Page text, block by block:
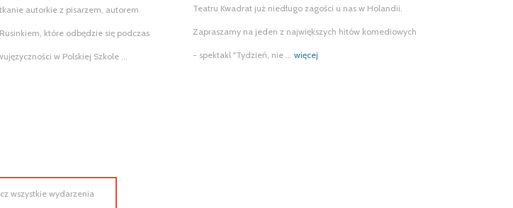
autorkie z pisarzem, autorem
które odbędzie się podczas
w Polskiej Szkole ...
Teatru Kwadrat już niedługo zagości u nas w Holandii.
Zapraszamy na jeden z największych hitów komediowych
- spektakl "Tydzień, nie ... więcej
wszystkie wydarzenia